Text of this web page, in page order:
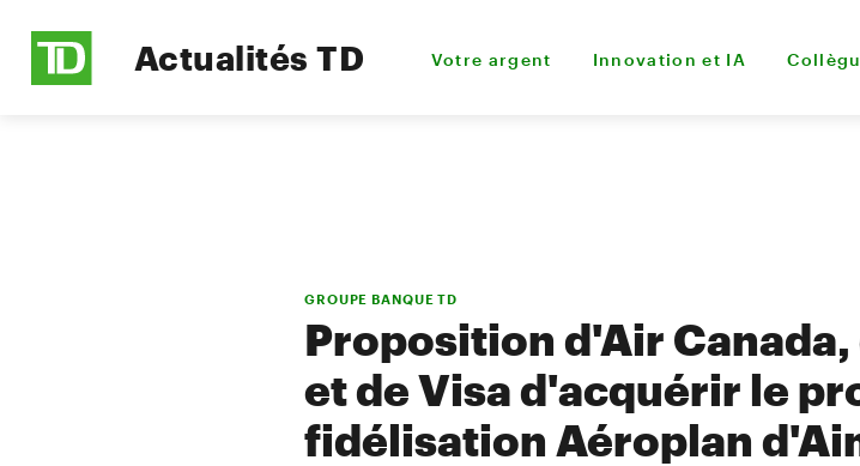
Actualités TD Votre argent Innovation et IA
GROUPE BANQUE TD
Proposition d'Air Canada,
et de Visa d'acquérir le
fidélisation Aéroplan